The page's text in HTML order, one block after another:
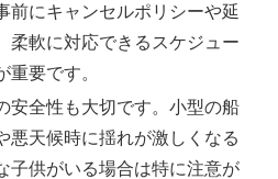
前にキャンセルポリシーや延
柔軟に対応できるスケジュー
重要です。
安全性も大切です。小型の船
悪天候時に揺れが激しくなる
子供がいる場合は特に注意が